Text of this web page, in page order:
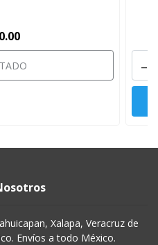
-
Xalapa, Veracruz de
Envíos a todo México.